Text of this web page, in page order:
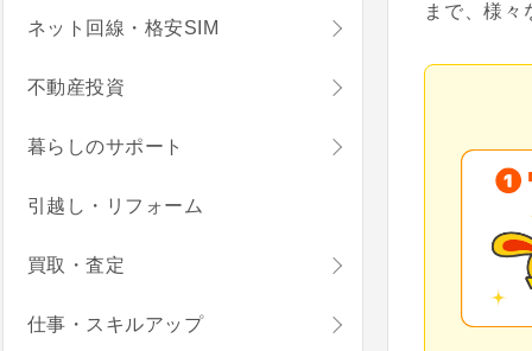
まで、様々
ネット回線・格安SIM
不動産投資
暮らしのサポート
引越し・リフォーム
買取・査定
仕事・スキルアップ